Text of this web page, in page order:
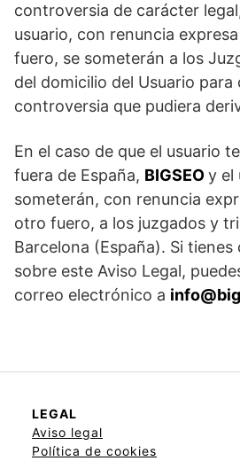
controversia de carácter
usuario, con renuncia
fuero, se someterán a los
del domicilio del Usuario para
controversia que pudiera
En el caso de que el usuario
fuera de España, BIGSEOy el
someterán, con renuncia
otro fuero, a los juzgados y
Barcelona (España). Si tienes
sobre este Aviso Legal,
correo electrónico a
LEGAL
Aviso legal
Política de cookies